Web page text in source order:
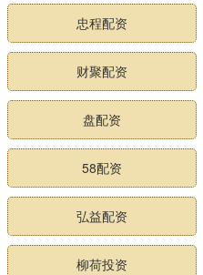
忠程配资
财聚配资
盘配资
58配资
弘益配资
柳荷投资